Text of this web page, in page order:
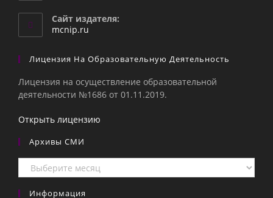
Сайт издателя:
mcnip.ru
Лицензия На Образовательную Деятельность
Лицензия на осуществление образовательной
деятельности №1686 от 01.11.2019.
Открыть лицензию
Архивы СМИ
Архивы
СМИ
Информация